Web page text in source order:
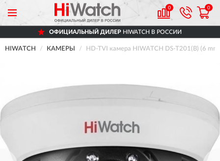
0 0
ОФИЦИАЛЬНЫЙ ДИЛЕРHIWATCH В РОССИИ
HIWATCH КАМЕРЫ HD-TVI камера HIWATCH DS-T201(B) (6 mm)